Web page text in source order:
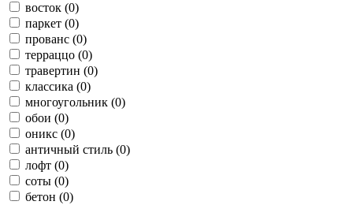
восток (0)
паркет (0)
прованс (0)
терраццо (0)
травертин (0)
классика (0)
многоугольник (0)
обои (0)
оникс (0)
античный стиль (0)
лофт (0)
соты (0)
бетон (0)